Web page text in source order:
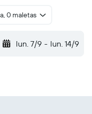
0 maletas
lun. 7/9 - lun. 14/9